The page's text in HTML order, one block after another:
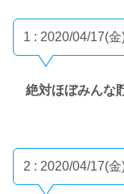
1 : 2020/04/17(
絶対ほぼみんな
2 : 2020/04/17(